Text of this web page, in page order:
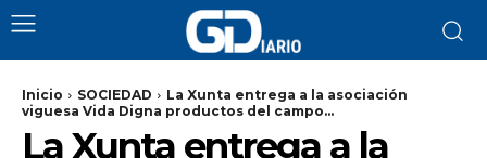
Inicio SOCIEDAD
La Xunta entrega a la asociación
viguesa Vida Digna productos del campo...
La Xunta entrega a la